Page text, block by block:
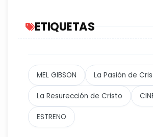
ETIQUETAS
MEL GIBSON La Pasión de
La Resurección de Cristo
ESTRENO